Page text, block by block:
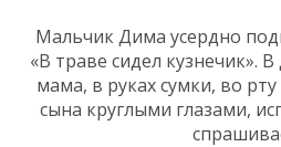
Мальчик Дима усердно
«В траве сидел кузнечик».
мама, в руках сумки, во
сына круглыми глазами,